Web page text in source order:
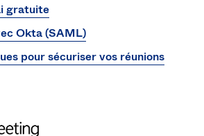
gratuite
Okta (SAML)
pour sécuriser vos réunions